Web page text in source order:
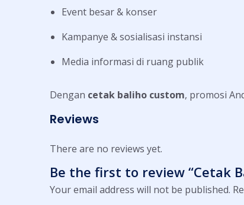
Event besar & konser
Kampanye & sosialisasi instansi
Media informasi di ruang publik
Dengan cetak baliho custom, promosi
Reviews
There are no reviews yet.
Be the first to review “Cetak
Your email address will not be published.